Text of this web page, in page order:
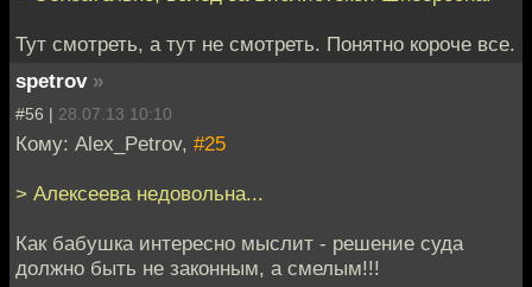
Тут смотреть, а тут не смотреть. Понятно короче все.
spetrov »
#56 | 28.07.13 10:10
Кому: Alex_Petrov, #25
> Алексеева недовольна...
Как бабушка интересно мыслит - решение суда
должно быть не законным, а смелым!!!